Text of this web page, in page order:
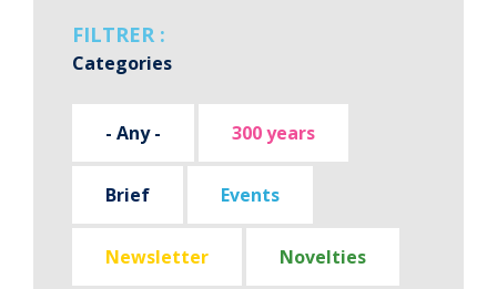
FILTRER :
Categories
- Any - 300 years
Brief Events
Newsletter Novelties